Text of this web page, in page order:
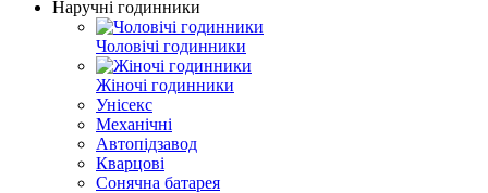
Наручні годинники
Чоловічі годинники
Жіночі годинники
Унісекс
Механічні
Автопідзавод
Кварцові
Сонячна батарея